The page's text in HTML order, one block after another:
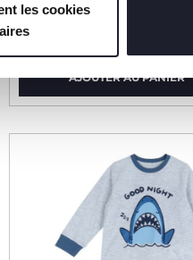
les cookies
10,99 €
AJOUTER AU PANIER